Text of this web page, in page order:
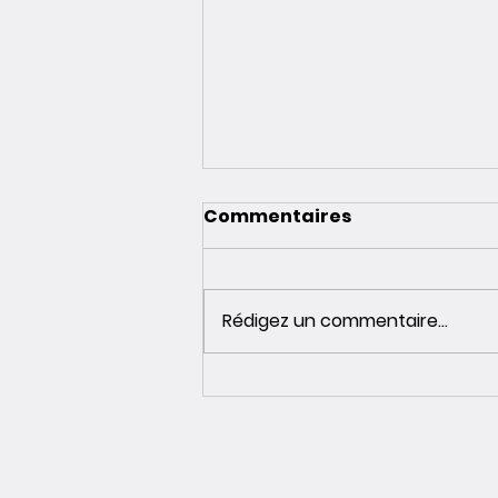
L'intelligence artificielle
Commentaires
Rédigez un commentaire...